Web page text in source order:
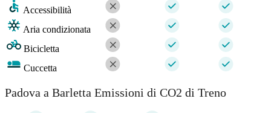
Accessibilità
Aria condizionata
Bicicletta
Cuccetta
Padova a Barletta Emissioni di CO2 di Treno